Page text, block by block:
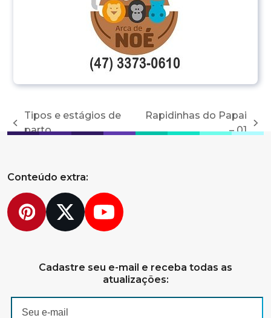
previous
Tipos e estágios de
parto
next
Rapidinhas do Papai
– 01
Conteúdo extra:
Pinterest
TwitterYouTube
Cadastre seu e-mail e receba todas as
atualizações: